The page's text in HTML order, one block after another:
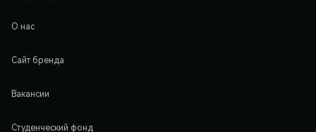
О нас
Сайт бренда
Вакансии
Студенческий фонд